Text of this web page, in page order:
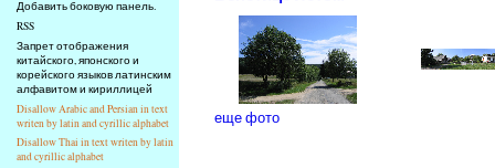
strana
Добавить боковую панель.
RSS
Запрет отображения
китайского, японского и
корейского языков латинским
алфавитом и кириллицей
Disallow Arabic and Persian in text
writen by latin and cyrillic alphabet
Disallow Thai in text writen by latin
and cyrillic alphabet
еще фото